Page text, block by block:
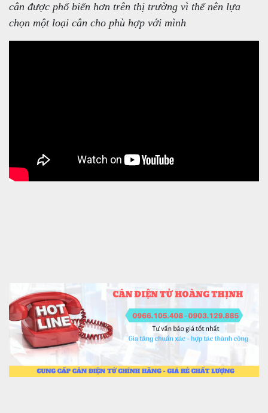
cân được phổ biến hơn trên thị trường vì thế nên lựa
chọn một loại cân cho phù hợp với mình